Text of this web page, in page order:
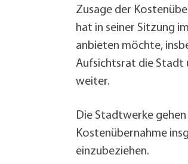
Zusage der
hat in seiner Sitzung
anbieten möchte,
Aufsichtsrat die Stadt
weiter.
Die Stadtwerke
Kostenübernahme
einzubeziehen.